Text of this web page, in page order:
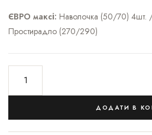
ЄВРО максі: Наволочка (50/70)
Простирадло (270/290)
ДОДАТИ В